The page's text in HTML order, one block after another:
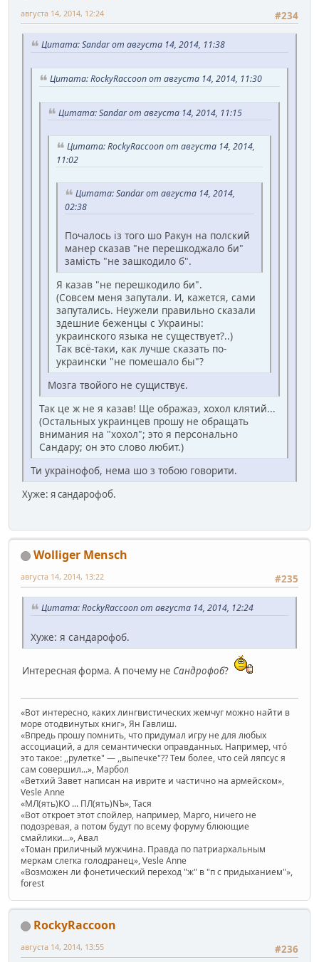
#234
августа 14, 2014, 12:24
Цитата: Sandar от августа 14, 2014, 11:38
Цитата: RockyRaccoon от августа 14, 2014, 11:30
Цитата: Sandar от августа 14, 2014, 11:15
Цитата: RockyRaccoon от августа 14, 2014,
11:02
Цитата: Sandar от августа 14, 2014,
02:38
Почалось із того шо Ракун на полский
манер сказав "не перешкоджало би"
замість "не зашкодило б".
Я казав "не перешкодило би".
(Совсем меня запутали. И, кажется, сами
запутались. Неужели правильно сказали
здешние беженцы с Украины:
украинского языка не существует?..)
Так всё-таки, как лучше сказать по-
украински "не помешало бы"?
Мозга твойого не сущиствує.
Так це ж не я казав! Ще ображаэ, хохол клятий...
(Остальных украинцев прошу не обращать
внимания на "хохол"; это я персонально
Сандару; он это слово любит.)
Ти украінофоб, нема шо з тобою говорити.
Хуже: я сандарофоб.
Wolliger Mensch
#235
августа 14, 2014, 13:22
Цитата: RockyRaccoon от августа 14, 2014, 12:24
Хуже: я сандарофоб.
Интересная форма. А почему не Сандрофоб?
«Вот интересно, каких лингвистических жемчуг можно найти в
море отодвинутых книг», Ян Гавлиш.
«Впредь прошу помнить, что придумал игру не для любых
ассоциаций, а для семантически оправданных. Например, чтó
это такое: ,,рулетке" — ,,выпечке"?? Тем более, что сей ляпсус я
сам совершил...», Марбол
«Ветхий Завет написан на иврите и частично на армейском»,
Vesle Anne
«МЛ(ять)КО ... ПЛ(ять)NЪ», Тася
«Вот откроет этот спойлер, например, Марго, ничего не
подозревая, а потом будут по всему форуму блюющие
смайлики...», Авал
«Томан приличный мужчина. Правда по патриархальным
меркам слегка голодранец», Vesle Anne
«Возможен ли фонетический переход "ж" в "п с придыханием"»,
forest
RockyRaccoon
#236
августа 14, 2014, 13:55